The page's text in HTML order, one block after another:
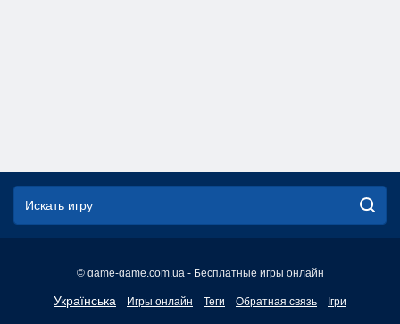
© game-game.com.ua - Бесплатные игры онлайн
Українська
English
Игры онлайн Теги Обратная связь Ігри